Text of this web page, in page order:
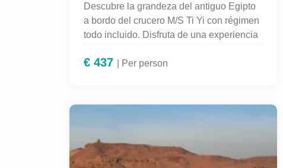
Descubre la grandeza del antiguo Egipto
a bordo del crucero M/S Ti Yi con régimen
todo incluido. Disfruta de una experiencia
gastronomía variada, entretenimiento a
Luxor, Edfu, Kom Ombo y Asuán. Perfecto
categoría.
€ 437 | Per person